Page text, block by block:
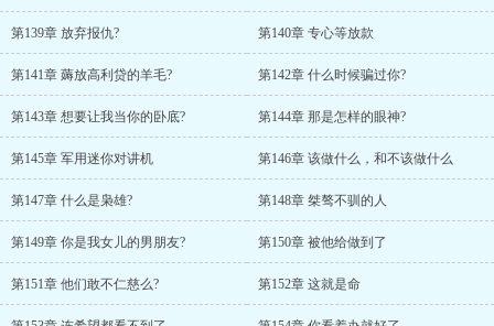
第139章 放弃报仇? 第140章 专心等放款
第141章 薅放高利贷的羊毛? 第142章 什么时候骗过你?
第143章 想要让我当你的卧底? 第144章 那是怎样的眼神?
第145章 军用迷你对讲机 第146章 该做什么，和不该做什么
第147章 什么是枭雄? 第148章 桀骜不驯的人
第149章 你是我女儿的男朋友? 第150章 被他给做到了
第151章 他们敢不仁慈么? 第152章 这就是命